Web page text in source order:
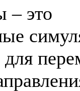
– это
для